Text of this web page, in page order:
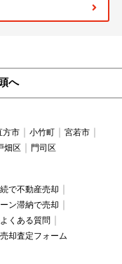
へ
方市 小竹町
宮若市
畑区 門司区
で不動産売却
ン滞納で売却
くある質問
却査定フォーム